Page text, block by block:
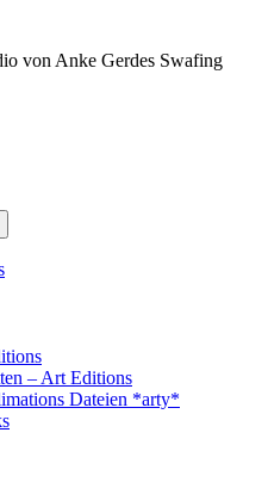
von Anke Gerdes Swafing
– Art Editions
Dateien *arty*